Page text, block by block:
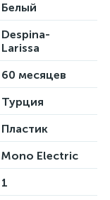
Белый
Despina-
Larissa
60 месяцев
Турция
Пластик
Mono Electric
1